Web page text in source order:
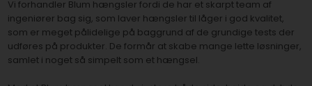
Vi forhandler Blum hængsler fordi de har et skarpt team af
ingeniører bag sig, som laver hængsler til låger i god kvalitet,
som er meget pålidelige på baggrund af de grundige tests der
udføres på produkter. De formår at skabe mange lette løsninger,
samlet i noget så simpelt som et hængsel.